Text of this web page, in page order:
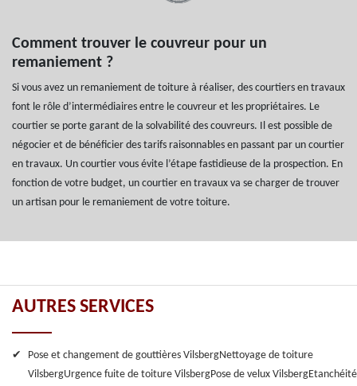
Comment trouver le couvreur pour un
remaniement ?
Si vous avez un remaniement de toiture à réaliser, des courtiers en travaux
font le rôle d’intermédiaires entre le couvreur et les propriétaires. Le
courtier se porte garant de la solvabilité des couvreurs. Il est possible de
négocier et de bénéficier des tarifs raisonnables en passant par un courtier
en travaux. Un courtier vous évite l’étape fastidieuse de la prospection. En
fonction de votre budget, un courtier en travaux va se charger de trouver
un artisan pour le remaniement de votre toiture.
AUTRES SERVICES
Pose et changement de gouttières VilsbergNettoyage de toiture
VilsbergUrgence fuite de toiture VilsbergPose de velux VilsbergEtanchéité